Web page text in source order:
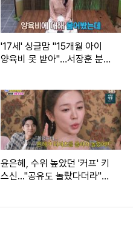
'17세' 싱글맘 "15개월 아이
양육비 못 받아"…서장훈 분
윤은혜, 수위 높았던 '커프' 키
스신..."공유도 놀랐다더라"